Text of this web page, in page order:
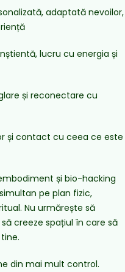
adaptată nevoilor,
lucru cu energia și
și reconectare cu
și contact cu ceea ce este
și bio-hacking
pe plan fizic,
Nu urmărește să
creeze spațiul în care să
din mai mult control.